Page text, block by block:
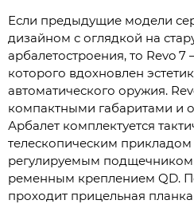
Если предыдущие модели
дизайном с оглядкой на
арбалетостроения, то Revo 7
которого вдохновлен
автоматического оружия.
компактными габаритами и
Арбалет комплектуется
телескопическим прикладом
регулируемым
ременным креплением QD.
проходит прицельная